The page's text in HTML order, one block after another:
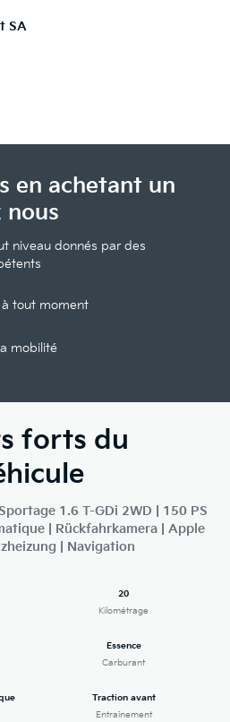
SA
en achetant un
nous
niveau donnés par des
tout moment
mobilité
forts du
1.6 T-GDi 2WD | 150 PS
| Rückfahrkamera | Apple
| Navigation
20
Kilométrage
Essence
Carburant
Traction avant
Entraînement